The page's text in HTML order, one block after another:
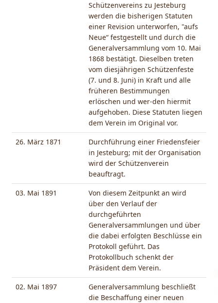
Schützenvereins zu Jesteburg
werden die bisherigen Statuten
einer Revision unterworfen, "aufs
Neue“ festgestellt und durch die
Generalversammlung vom 10. Mai
1868 bestätigt. Dieselben treten
vom diesjährigen Schützenfeste
(7. und 8. Juni) in Kraft und alle
früheren Bestimmungen
erlöschen und wer-den hiermit
aufgehoben. Diese Statuten liegen
dem Verein im Original vor.
26. März 1871
Durchführung einer Friedensfeier
in Jesteburg; mit der Organisation
wird der Schützenverein
beauftragt.
03. Mai 1891
Von diesem Zeitpunkt an wird
über den Verlauf der
durchgeführten
Generalversammlungen und über
die dabei erfolgten Beschlüsse ein
Protokoll geführt. Das
Protokollbuch schenkt der
Präsident dem Verein.
02. Mai 1897
Generalversammlung beschließt
die Beschaffung einer neuen